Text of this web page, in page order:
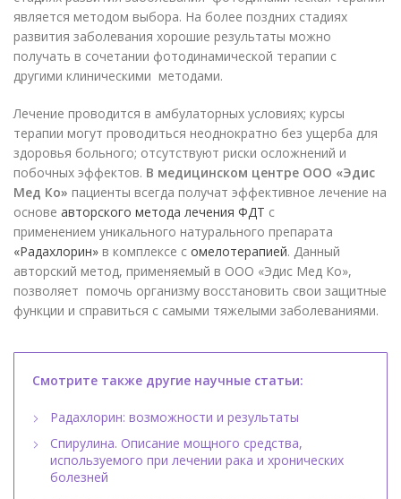
является методом выбора. На более поздних стадиях
развития заболевания хорошие результаты можно
получать в сочетании фотодинамической терапии с
другими клиническими методами.
Лечение проводится в амбулаторных условиях; курсы
терапии могут проводиться неоднократно без ущерба для
здоровья больного; отсутствуют риски осложнений и
побочных эффектов. В медицинском центре ООО «Эдис
Мед Ко» пациенты всегда получат эффективное лечение на
основе авторского метода лечения ФДТ с
применением уникального натурального препарата
«Радахлорин» в комплексе с омелотерапией. Данный
авторский метод, применяемый в ООО «Эдис Мед Ко»,
позволяет помочь организму восстановить свои защитные
функции и справиться с самыми тяжелыми заболеваниями.
Смотрите также другие научные статьи:
Радахлорин: возможности и результаты
Спирулина. Описание мощного средства,
используемого при лечении рака и хронических
болезней